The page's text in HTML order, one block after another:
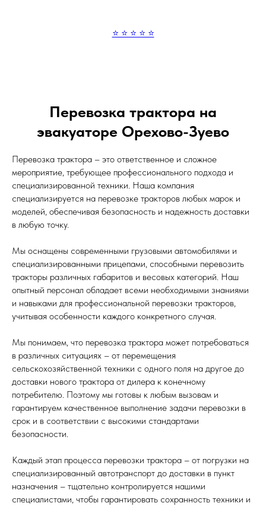
⭐ ⭐ ⭐ ⭐ ⭐
Перевозка трактора на
эвакуаторе Орехово-Зуево
Перевозка трактора – это ответственное и сложное
мероприятие, требующее профессионального подхода и
специализированной техники. Наша компания
специализируется на перевозке тракторов любых марок и
моделей, обеспечивая безопасность и надежность доставки
в любую точку.
Мы оснащены современными грузовыми автомобилями и
специализированными прицепами, способными перевозить
тракторы различных габаритов и весовых категорий. Наш
опытный персонал обладает всеми необходимыми знаниями
и навыками для профессиональной перевозки тракторов,
учитывая особенности каждого конкретного случая.
Мы понимаем, что перевозка трактора может потребоваться
в различных ситуациях – от перемещения
сельскохозяйственной техники с одного поля на другое до
доставки нового трактора от дилера к конечному
потребителю. Поэтому мы готовы к любым вызовам и
гарантируем качественное выполнение задачи перевозки в
срок и в соответствии с высокими стандартами
безопасности.
Каждый этап процесса перевозки трактора – от погрузки на
специализированный автотранспорт до доставки в пункт
назначения – тщательно контролируется нашими
специалистами, чтобы гарантировать сохранность техники и